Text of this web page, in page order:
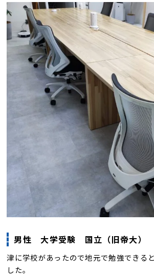
男性 大学受験 国立（旧帝大）
津に学校があったので地元で勉強できる
した。